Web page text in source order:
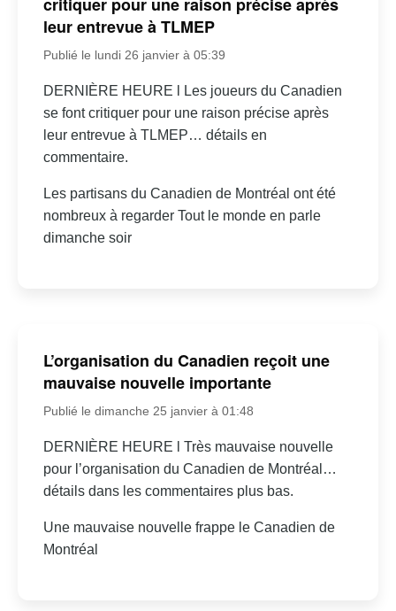
critiquer pour une raison précise après
leur entrevue à TLMEP
Publié le lundi 26 janvier à 05:39
DERNIÈRE HEURE l Les joueurs du Canadien
se font critiquer pour une raison précise après
leur entrevue à TLMEP… détails en
commentaire.
Les partisans du Canadien de Montréal ont été
nombreux à regarder Tout le monde en parle
dimanche soir
L’organisation du Canadien reçoit une
mauvaise nouvelle importante
Publié le dimanche 25 janvier à 01:48
DERNIÈRE HEURE l Très mauvaise nouvelle
pour l’organisation du Canadien de Montréal…
détails dans les commentaires plus bas.
Une mauvaise nouvelle frappe le Canadien de
Montréal